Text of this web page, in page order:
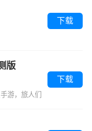
下载
版
游，旅人们
下载